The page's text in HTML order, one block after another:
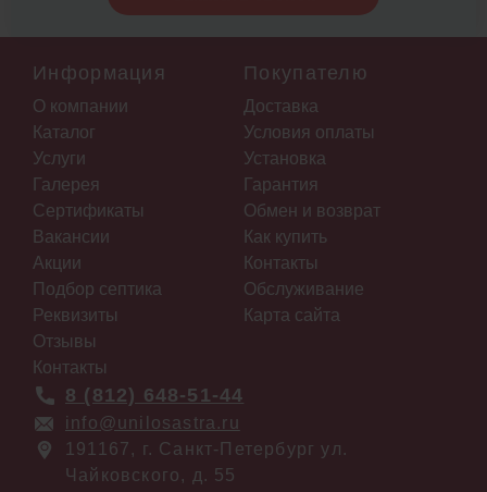
Информация
О компании
Каталог
Услуги
Галерея
Сертификаты
Вакансии
Акции
Подбор септика
Реквизиты
Отзывы
Контакты
Покупателю
Доставка
Условия оплаты
Установка
Гарантия
Обмен и возврат
Как купить
Контакты
Обслуживание
Карта сайта
8 (812) 648-51-44
info@unilosastra.ru
191167, г. Санкт-Петербург ул.
Чайковского, д. 55